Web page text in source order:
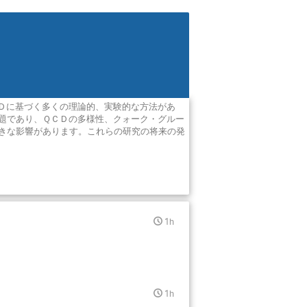
基づく多くの理論的、実験的な方法があ
あり、ＱＣＤの多様性、クォーク・グルー
な影響があります。これらの研究の将来の発
1h
1h